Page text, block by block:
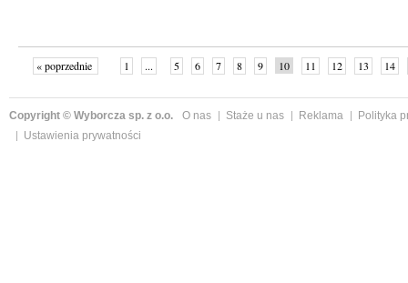
« poprzednie 1 ... 5 6 7 8 9 10 11 12 13 14
Copyright © Wyborcza sp. z o.o. O nas Staże u nas Reklama
Polityka
Ustawienia prywatności